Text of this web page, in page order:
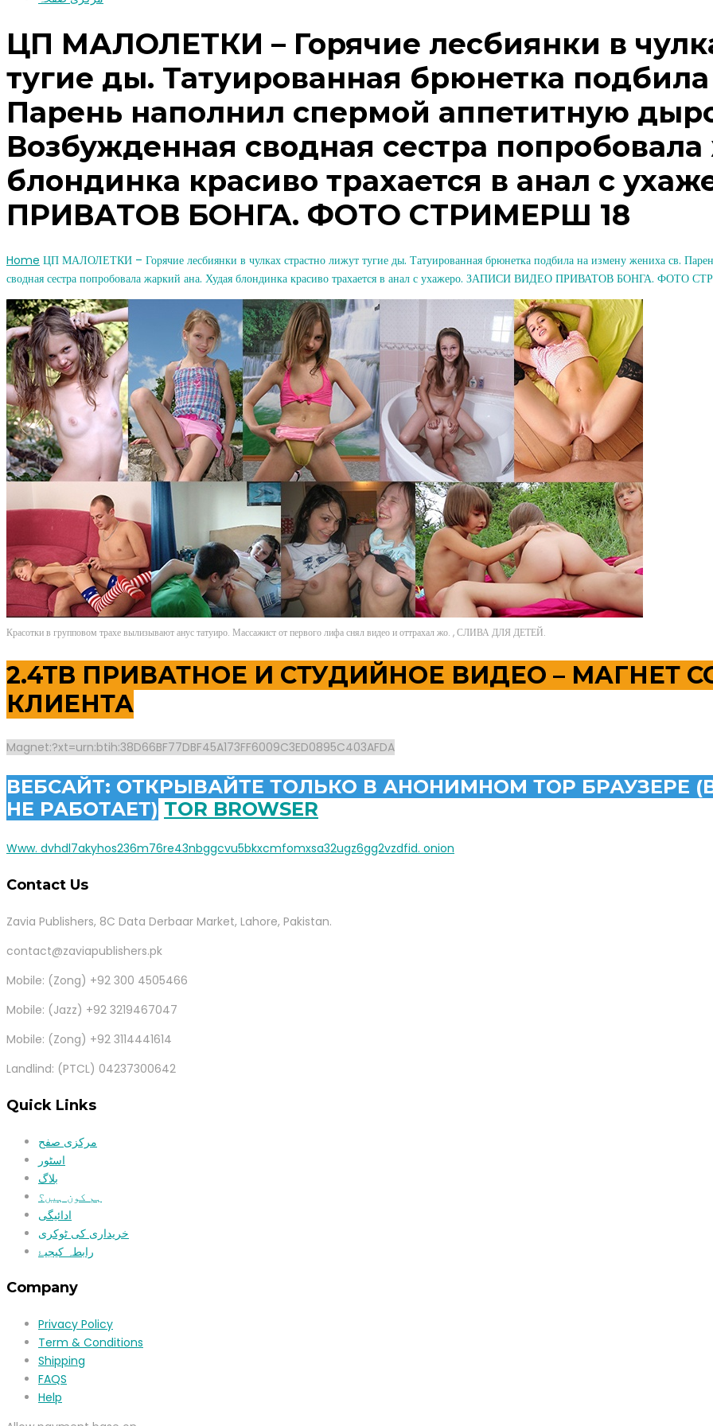
ЦП МАЛОЛЕТКИ – Горячие лесбиянки в
тугие ды. Татуированная брюнетка
Парень наполнил спермой аппетитную
Возбужденная сводная сестра
блондинка красиво трахается в анал с
ПРИВАТОВ БОНГА. ФОТО СТРИМЕРШ 18
Home ЦП МАЛОЛЕТКИ – Горячие лесбиянки в чулках страстно лижут тугие ды. Татуированная брюнетка подбила на измену жениха св.
сводная сестра попробовала жаркий ана. Худая блондинка красиво трахается в анал с ухажеро. ЗАПИСИ ВИДЕО ПРИВАТОВ БОНГА. ФОТО
Красотки в групповом трахе вылизывают анус татуиро. Массажист от первого лифа снял видео и оттрахал жо. , СЛИВА ДЛЯ ДЕТЕЙ.
2.4TB ПРИВАТНОЕ И СТУДИЙНОЕ ВИДЕО – МАГНЕТ
КЛИЕНТА
Magnet:?xt=urn:btih:38D66BF77DBF45A173FF6009C3ED0895C403AFDA
ВЕБСАЙТ: ОТКРЫВАЙТЕ ТОЛЬКО В АНОНИМНОМ ТОР БРАУЗЕРЕ
НЕ РАБОТАЕТ) TOR BROWSER
Www. dvhdl7akyhos236m76re43nbggcvu5bkxcmfomxsa32ugz6gg2vzdfid. onion
Contact Us
Zavia Publishers, 8C Data Derbaar Market, Lahore, Pakistan.
contact@zaviapublishers.pk
Mobile: (Zong) +92 300 4505466
Mobile: (Jazz) +92 3219467047
Mobile: (Zong) +92 3114441614
Landlind: (PTCL) 04237300642
Quick Links
مرکزی صفح
اسٹور
بلاگ
ہم کون ہیں؟
ادائیگی
خریداری کی ٹوکری
رابطہ کیجیۓ
Company
Privacy Policy
Term & Conditions
Shipping
FAQS
Help